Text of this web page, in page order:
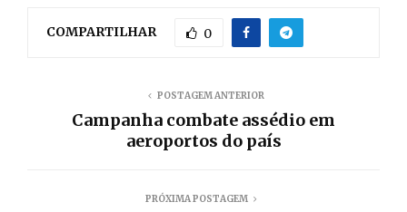
COMPARTILHAR 0
POSTAGEM ANTERIOR
Campanha combate assédio em
aeroportos do país
PRÓXIMA POSTAGEM